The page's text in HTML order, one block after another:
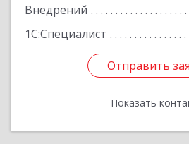
Внедрений
1С:Специалист
Отправить
Показать
Отправить
Назад